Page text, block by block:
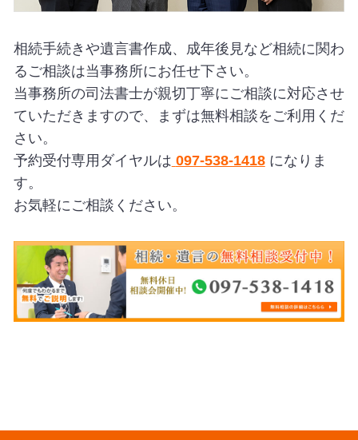
相続手続きや遺言書作成、成年後見など相続に関わ
るご相談は当事務所にお任せ下さい。
当事務所の司法書士が親切丁寧にご相談に対応させ
ていただきますので、まずは無料相談をご利用くだ
さい。
予約受付専用ダイヤルは 097-538-1418 になりま
す。
お気軽にご相談ください。